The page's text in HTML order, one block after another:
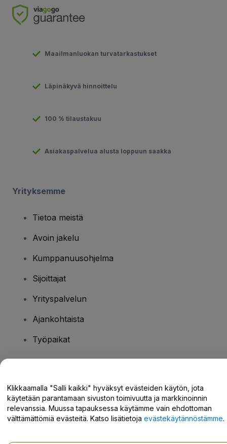
Maailmanluokan turvatarkastukset
Läpinäkyvä hinnoittelu
100 % tilaustakuu
Asiakaspalvelua alusta loppuun saakka
Yrityksemme
Tietoa meistä
Avoin jakelu
Kumppanuusohjelma
Sijoittajat
Yrityspalvelun
Ajankohtaista
Työpaikat
Tukikeskus / Ota meihin yhteyttä
Klikkaamalla "Salli kaikki" hyväksyt evästeiden käytön, jota
käytetään parantamaan sivuston toimivuutta ja markkinoinnin
relevanssia. Muussa tapauksessa käytämme vain ehdottoman
välttämättömiä evästeitä. Katso lisätietoja evästekäytännöstämme.